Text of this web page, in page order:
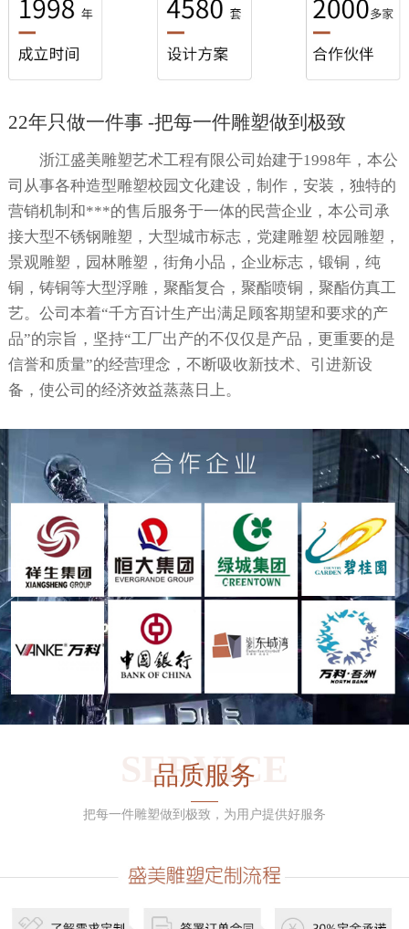
22年只做一件事 -把每一件雕塑做到极致
浙江盛美雕塑艺术工程有限公司始建于1998年，本公
司从事各种造型雕塑校园文化建设，制作，安装，独特的
营销机制和***的售后服务于一体的民营企业，本公司承
接大型不锈钢雕塑，大型城市标志，党建雕塑 校园雕塑，
景观雕塑，园林雕塑，街角小品，企业标志，锻铜，纯
铜，铸铜等大型浮雕，聚酯复合，聚酯喷铜，聚酯仿真工
艺。公司本着“千方百计生产出满足顾客期望和要求的产
品”的宗旨，坚持“工厂出产的不仅仅是产品，更重要的是
信誉和质量”的经营理念，不断吸收新技术、引进新设
备，使公司的经济效益蒸蒸日上。
品质服务
把每一件雕塑做到极致，为用户提供好服务
SERVICE